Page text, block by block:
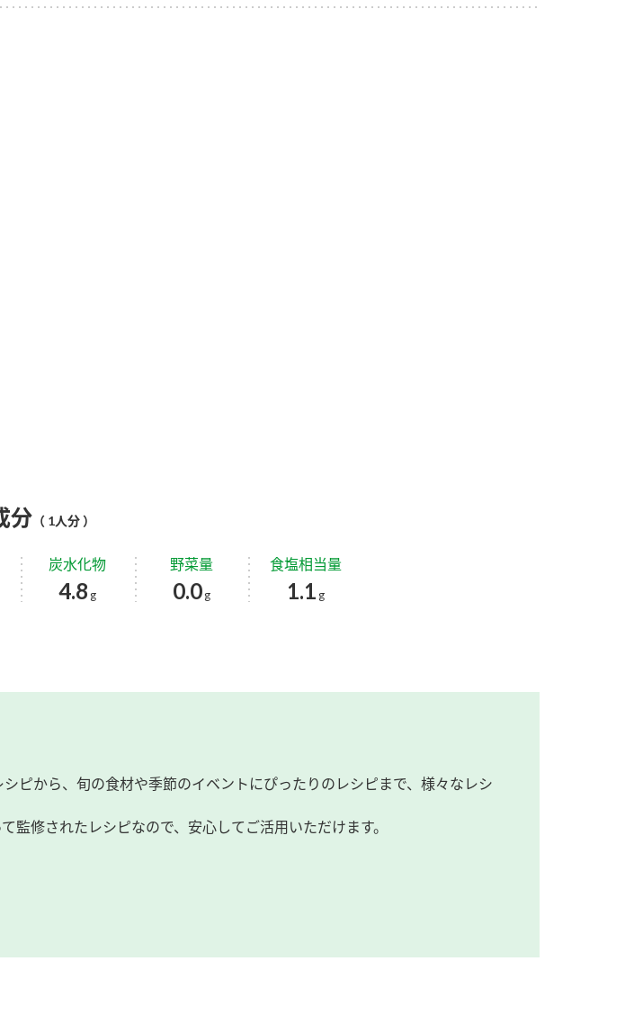
分 （ 1人分 ）
炭水化物
4.8 g
野菜量
0.0g
食塩相当量
1.1 g
ピから、旬の食材や季節のイベントにぴったりのレシピまで、様々なレシ
監修されたレシピなので、安心してご活用いただけます。